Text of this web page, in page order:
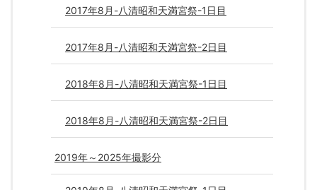
2017年8月-八清昭和天満宮祭-1日目
2017年8月-八清昭和天満宮祭-2日目
2018年8月-八清昭和天満宮祭-1日目
2018年8月-八清昭和天満宮祭-2日目
2019年～2025年撮影分